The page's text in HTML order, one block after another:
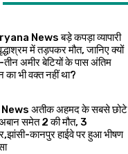
News बड़े कपड़ा व्यापारी
में तड़पकर मौत, जानिए क्यों
तीन अमीर बेटियों के पास अंतिम
का भी वक्त नहीं था?
News अतीक अहमद के सबसे छोटे
समेत 2 की मौत, 3
कानपुर हाईवे पर हुआ भीषण